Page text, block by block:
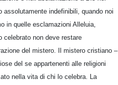
assolutamente indefinibili, quando noi
in quelle esclamazioni Alleluia,
celebrato non deve restare
del mistero. Il mistero cristiano –
del se appartenenti alle religioni
nella vita di chi lo celebra. La